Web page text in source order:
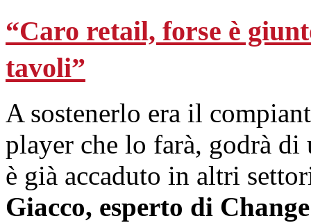
“Caro retail, forse è
tavoli”
A sostenerlo era il
player che lo farà, godrà di
è già accaduto in altri
Giacco, esperto di